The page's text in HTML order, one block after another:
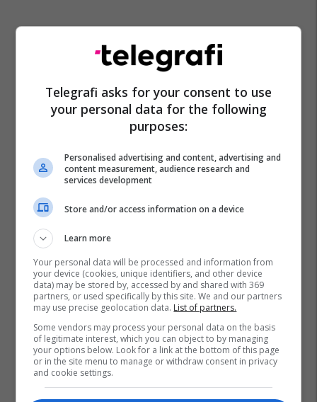
Virxhinia Karolina E Veriut
Telegrafi asks for your consent to use
your personal data for the following
purposes:
Personalised advertising and content, advertising and
content measurement, audience research and
services development
Store and/or access information on a device
Learn more
Your personal data will be processed and information from
your device (cookies, unique identifiers, and other device
data) may be stored by, accessed by and shared with 369
partners, or used specifically by this site. We and our partners
may use precise geolocation data. List of partners.
Some vendors may process your personal data on the basis
of legitimate interest, which you can object to by managing
your options below. Look for a link at the bottom of this page
or in the site menu to manage or withdraw consent in privacy
and cookie settings.